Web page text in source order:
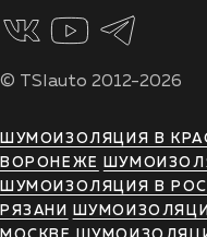
© TSIauto 2012-2026
ШУМОИЗОЛЯЦИЯ В
ВОРОНЕЖЕ
ШУМОИЗОЛЯЦИЯ В
РЯЗАНИ